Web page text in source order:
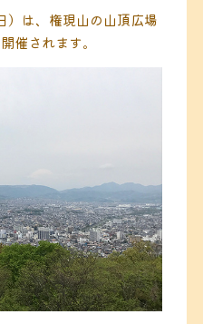
は、権現山の山頂広場
催されます。